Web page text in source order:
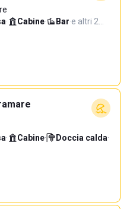
· Cabine· Bar·e altri 2…
· Cabine· Doccia calda·